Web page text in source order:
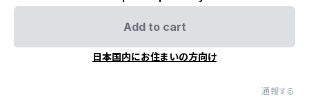
Add to cart
日本国内にお住まいの方向け
通報する